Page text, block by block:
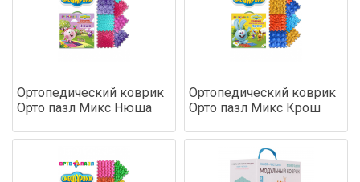
Ортопедический коврик
Орто пазл Микс Нюша
Ортопедический коврик
Орто пазл Микс Крош